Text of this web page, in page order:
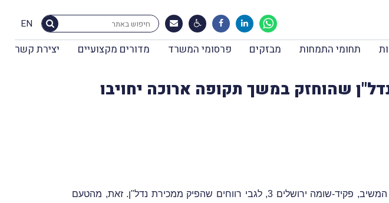
EN
תחומי התמחות מבזקים פרסומי המשרד מדורים מקצועיים יצירת קשר
נדל"ן שהוחזק במשך תקופה ארוכה יחויבו
באותו מקרה, הוּצאה למערער שומה בצו מכוח סעיף 147 לפקודת מס הכנסה על-ידי המשיב, פקיד-שומה ירושלים 3, לגבי רווחים שהפיק ממכירת נדל"ן. זאת, מהטעם